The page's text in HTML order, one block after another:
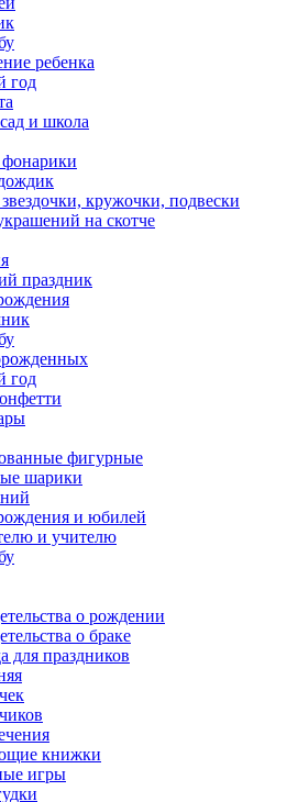
ребенка
год
и школа
кружочки, подвески
на скотче
праздник
год
фигурные
шарики
и юбилей
и учителю
о рождении
о браке
для праздников
книжки
игры